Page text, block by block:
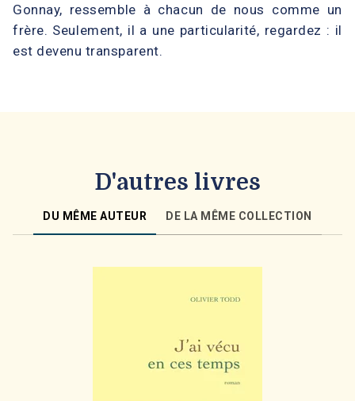
Gonnay, ressemble à chacun de nous comme un
frère. Seulement, il a une particularité, regardez : il
est devenu transparent.
D'autres livres
DU MÊME AUTEUR DE LA MÊME COLLECTION